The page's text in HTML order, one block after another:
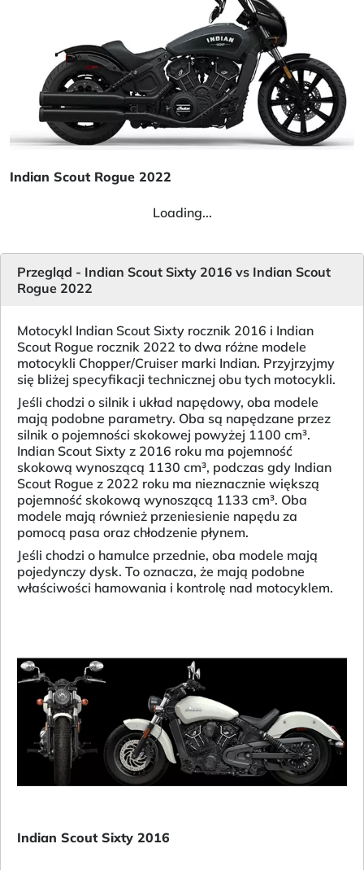
Indian Scout Rogue 2022
Loading...
Przegląd - Indian Scout Sixty 2016 vs Indian Scout
Rogue 2022
Motocykl Indian Scout Sixty rocznik 2016 i Indian
Scout Rogue rocznik 2022 to dwa różne modele
motocykli Chopper/Cruiser marki Indian. Przyjrzyjmy
się bliżej specyfikacji technicznej obu tych motocykli.
Jeśli chodzi o silnik i układ napędowy, oba modele
mają podobne parametry. Oba są napędzane przez
silnik o pojemności skokowej powyżej 1100 cm³.
Indian Scout Sixty z 2016 roku ma pojemność
skokową wynoszącą 1130 cm³, podczas gdy Indian
Scout Rogue z 2022 roku ma nieznacznie większą
pojemność skokową wynoszącą 1133 cm³. Oba
modele mają również przeniesienie napędu za
pomocą pasa oraz chłodzenie płynem.
Jeśli chodzi o hamulce przednie, oba modele mają
pojedynczy dysk. To oznacza, że mają podobne
właściwości hamowania i kontrolę nad motocyklem.
Indian Scout Sixty 2016